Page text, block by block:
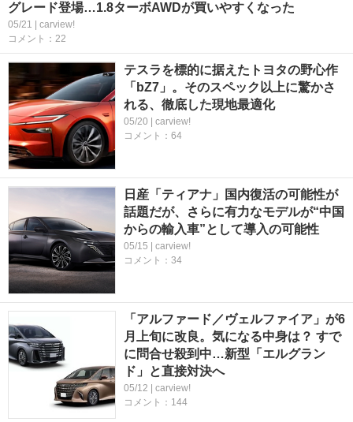
グレード登場…1.8ターボAWDが買いやすくなった
05/21 | carview!
コメント：22
テスラを標的に据えたトヨタの野心作
「bZ7」。そのスペック以上に驚かさ
れる、徹底した現地最適化
05/20 | carview!
コメント：64
日産「ティアナ」国内復活の可能性が
話題だが、さらに有力なモデルが“中国
からの輸入車”として導入の可能性
05/15 | carview!
コメント：34
「アルファード／ヴェルファイア」が6
月上旬に改良。気になる中身は？ すで
に問合せ殺到中…新型「エルグラン
ド」と直接対決へ
05/12 | carview!
コメント：144